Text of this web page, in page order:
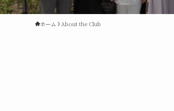
ホーム About the Club